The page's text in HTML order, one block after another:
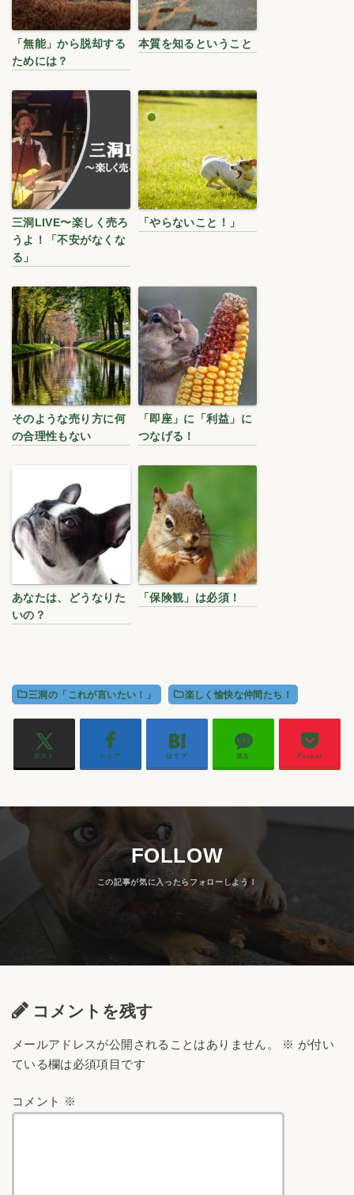
「無能」から脱却する
ためには？
本質を知るということ
三洞LIVE〜楽しく売ろ
うよ！「不安がなくな
る」
「やらないこと！」
そのような売り方に何
の合理性もない
「即座」に「利益」に
つなげる！
あなたは、どうなりた
いの？
「保険観」は必須！
三洞の「これが言いたい！」 楽しく愉快な仲間たち！
ポスト シェア はてブ 送る Pocket
FOLLOW
コメントを残す
メールアドレスが公開されることはありません。 ※ が付い
ている欄は必須項目です
コメント ※